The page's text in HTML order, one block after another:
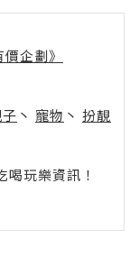
企劃》
丶 寵物 丶 扮靚
玩樂資訊！